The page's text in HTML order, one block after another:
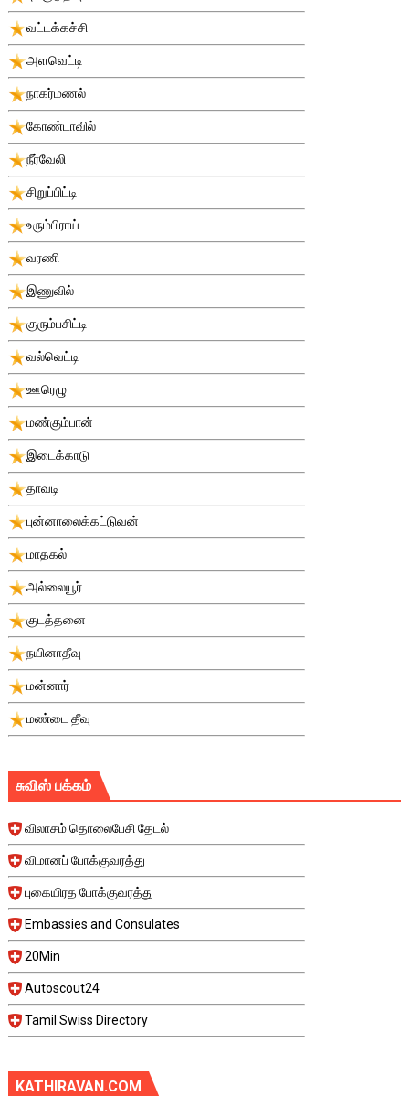
வட்டக்கச்சி
அளவெட்டி
நாகர்மணல்
கோண்டாவில்
நீர்வேலி
சிறுப்பிட்டி
உரும்பிராய்
வரணி
இணுவில்
குரும்பசிட்டி
வல்வெட்டி
ஊரெழு
மண்கும்பான்
இடைக்காடு
தாவடி
புன்னாலைக்கட்டுவன்
மாதகல்
அல்லையூர்
குடத்தனை
நயினாதீவு
மன்னார்
மண்டை தீவு
சுவிஸ் பக்கம்
விலாசம் தொலைபேசி தேடல்
விமானப் போக்குவரத்து
புகையிரத போக்குவரத்து
Embassies and Consulates
20Min
Autoscout24
Tamil Swiss Directory
KATHIRAVAN.COM